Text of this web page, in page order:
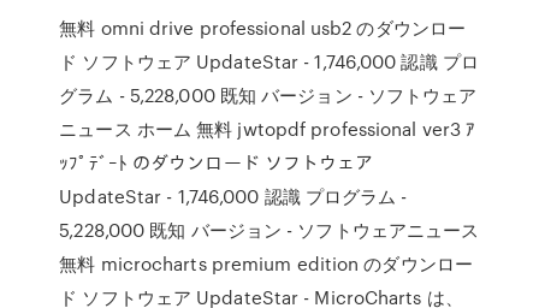
無料 omni drive professional usb2 のダウンロー
ド ソフトウェア UpdateStar - 1,746,000 認識 プロ
グラム - 5,228,000 既知 バージョン - ソフトウェア
ニュース ホーム 無料 jwtopdf professional ver3 ｱ
ｯﾌﾟﾃﾞｰﾄ のダウンロード ソフトウェア
UpdateStar - 1,746,000 認識 プログラム -
5,228,000 既知 バージョン - ソフトウェアニュース
無料 microcharts premium edition のダウンロー
ド ソフトウェア UpdateStar - MicroCharts は、